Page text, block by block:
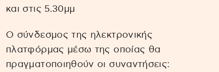
και στις 5.30μμ
Ο σύνδεσμος της ηλεκτρονικής
πλατφόρμας μέσω της οποίας θα
πραγματοποιηθούν οι συναντήσεις: